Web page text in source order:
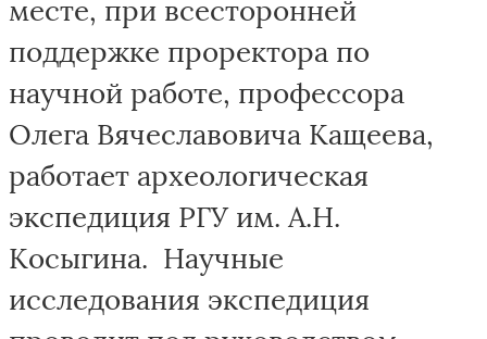
месте, при всесторонней
поддержке проректора по
научной работе, профессора
Олега Вячеславовича Кащеева,
работает археологическая
экспедиция РГУ им. А.Н.
Косыгина. Научные
исследования экспедиция